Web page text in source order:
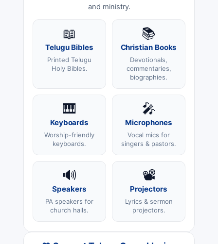
and ministry.
📖
Telugu Bibles
Printed Telugu
Holy Bibles.
📚
Christian Books
Devotionals,
commentaries,
biographies.
🎹
Keyboards
Worship-friendly
keyboards.
🎤
Microphones
Vocal mics for
singers & pastors.
🔊
Speakers
PA speakers for
church halls.
📽️
Projectors
Lyrics & sermon
projectors.